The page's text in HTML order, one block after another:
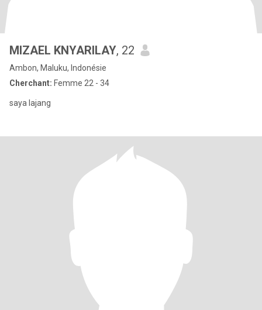
MIZAEL KNYARILAY, 22
Ambon, Maluku, Indonésie
Cherchant: Femme 22 - 34
saya lajang